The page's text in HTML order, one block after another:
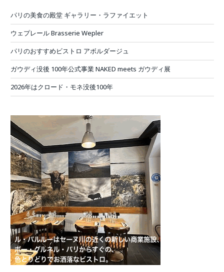
パリの美食の殿堂 ギャラリー・ラファイエット
ウェプレール Brasserie Wepler
パリのおすすめビストロ アボルダージュ
ガウディ没後 100年公式事業 NAKED meets ガウディ展
2026年はクロード・モネ没後100年